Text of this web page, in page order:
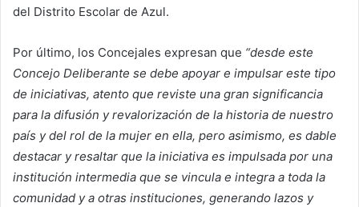
del Distrito Escolar de Azul.
Por último, los Concejales expresan que “desde este
Concejo Deliberante se debe apoyar e impulsar este tipo
de iniciativas, atento que reviste una gran significancia
para la difusión y revalorización de la historia de nuestro
país y del rol de la mujer en ella, pero asimismo, es dable
destacar y resaltar que la iniciativa es impulsada por una
institución intermedia que se vincula e integra a toda la
comunidad y a otras instituciones, generando lazos y